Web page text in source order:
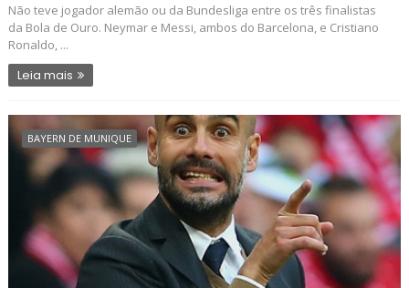
Não teve jogador alemão ou da Bundesliga entre os três finalistas
da Bola de Ouro. Neymar e Messi, ambos do Barcelona, e Cristiano
Ronaldo, ...
Leia mais
BAYERN DE MUNIQUE